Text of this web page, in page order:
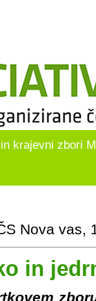
krajevni zbori
Nova vas,
in